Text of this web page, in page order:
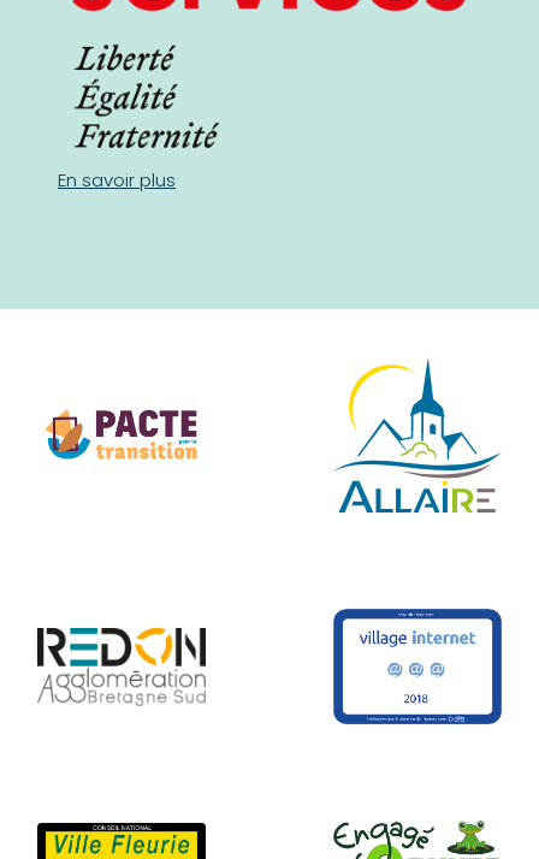
En savoir plus